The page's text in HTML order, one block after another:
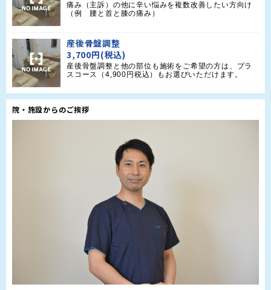
痛み（主訴）の他に辛い悩みを複数改善したい方向け
（例　腰と首と膝の痛み）
産後骨盤調整
3,700円(税込)
産後骨盤調整と他の部位も施術をご希望の方は、プラ
スコース（4,900円税込）もお選びいただけます。
院・施設からのご挨拶